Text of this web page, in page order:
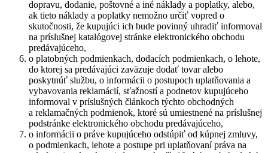
dopravu, dodanie, poštovné a iné náklady a poplatky, alebo,
ak tieto náklady a poplatky nemožno určiť vopred o
skutočnosti, že kupujúci ich bude povinný uhradiť informoval
na príslušnej katalógovej stránke elektronického obchodu
predávajúceho,
o platobných podmienkach, dodacích podmienkach, o lehote,
do ktorej sa predávajúci zaväzuje dodať tovar alebo
poskytnúť službu, o informácii o postupoch uplatňovania a
vybavovania reklamácií, sťažností a podnetov kupujúceho
informoval v príslušných článkoch týchto obchodných
a reklamačných podmienok, ktoré sú umiestnené na príslušnej
podstránke elektronického obchodu predávajúceho,
o informácii o práve kupujúceho odstúpiť od kúpnej zmluvy,
o podmienkach, lehote a postupe pri uplatňovaní práva na